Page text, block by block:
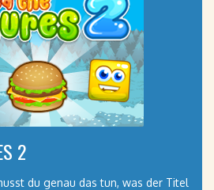
2
du genau das tun, was der Titel